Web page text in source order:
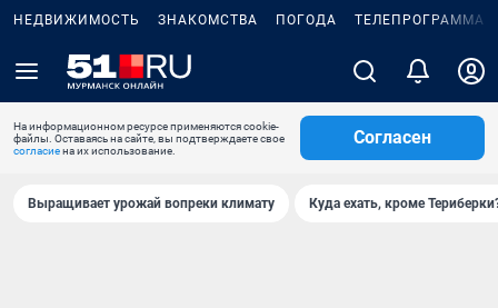
НЕДВИЖИМОСТЬ ЗНАКОМСТВА ПОГОДА ТЕЛЕПРОГРАММА
На информационном ресурсе применяются cookie-
файлы. Оставаясь на сайте, вы подтверждаете свое
согласиена их использование.
Согласен
Выращивает урожай вопреки климату Куда ехать, кроме